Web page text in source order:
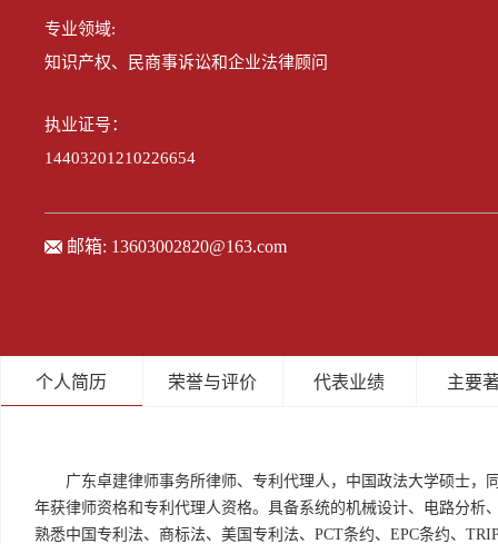
专业领域:
知识产权、民商事诉讼和企业法律顾问
执业证号：
14403201210226654
邮箱: 13603002820@163.com
个人简历 荣誉与评价 代表业绩 主要
广东卓建律师事务所律师、专利代理人，中国政法大学硕士，
年获律师资格和专利代理人资格。具备系统的机械设计、电路分
熟悉中国专利法、商标法、美国专利法、PCT条约、EPC条约、